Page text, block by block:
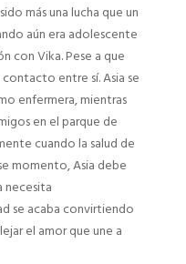
más una lucha que un
aún era adolescente
con Vika. Pese a que
entre sí. Asia se
enfermera, mientras
en el parque de
cuando la salud de
momento, Asia debe
necesita
se acaba convirtiendo
el amor que une a